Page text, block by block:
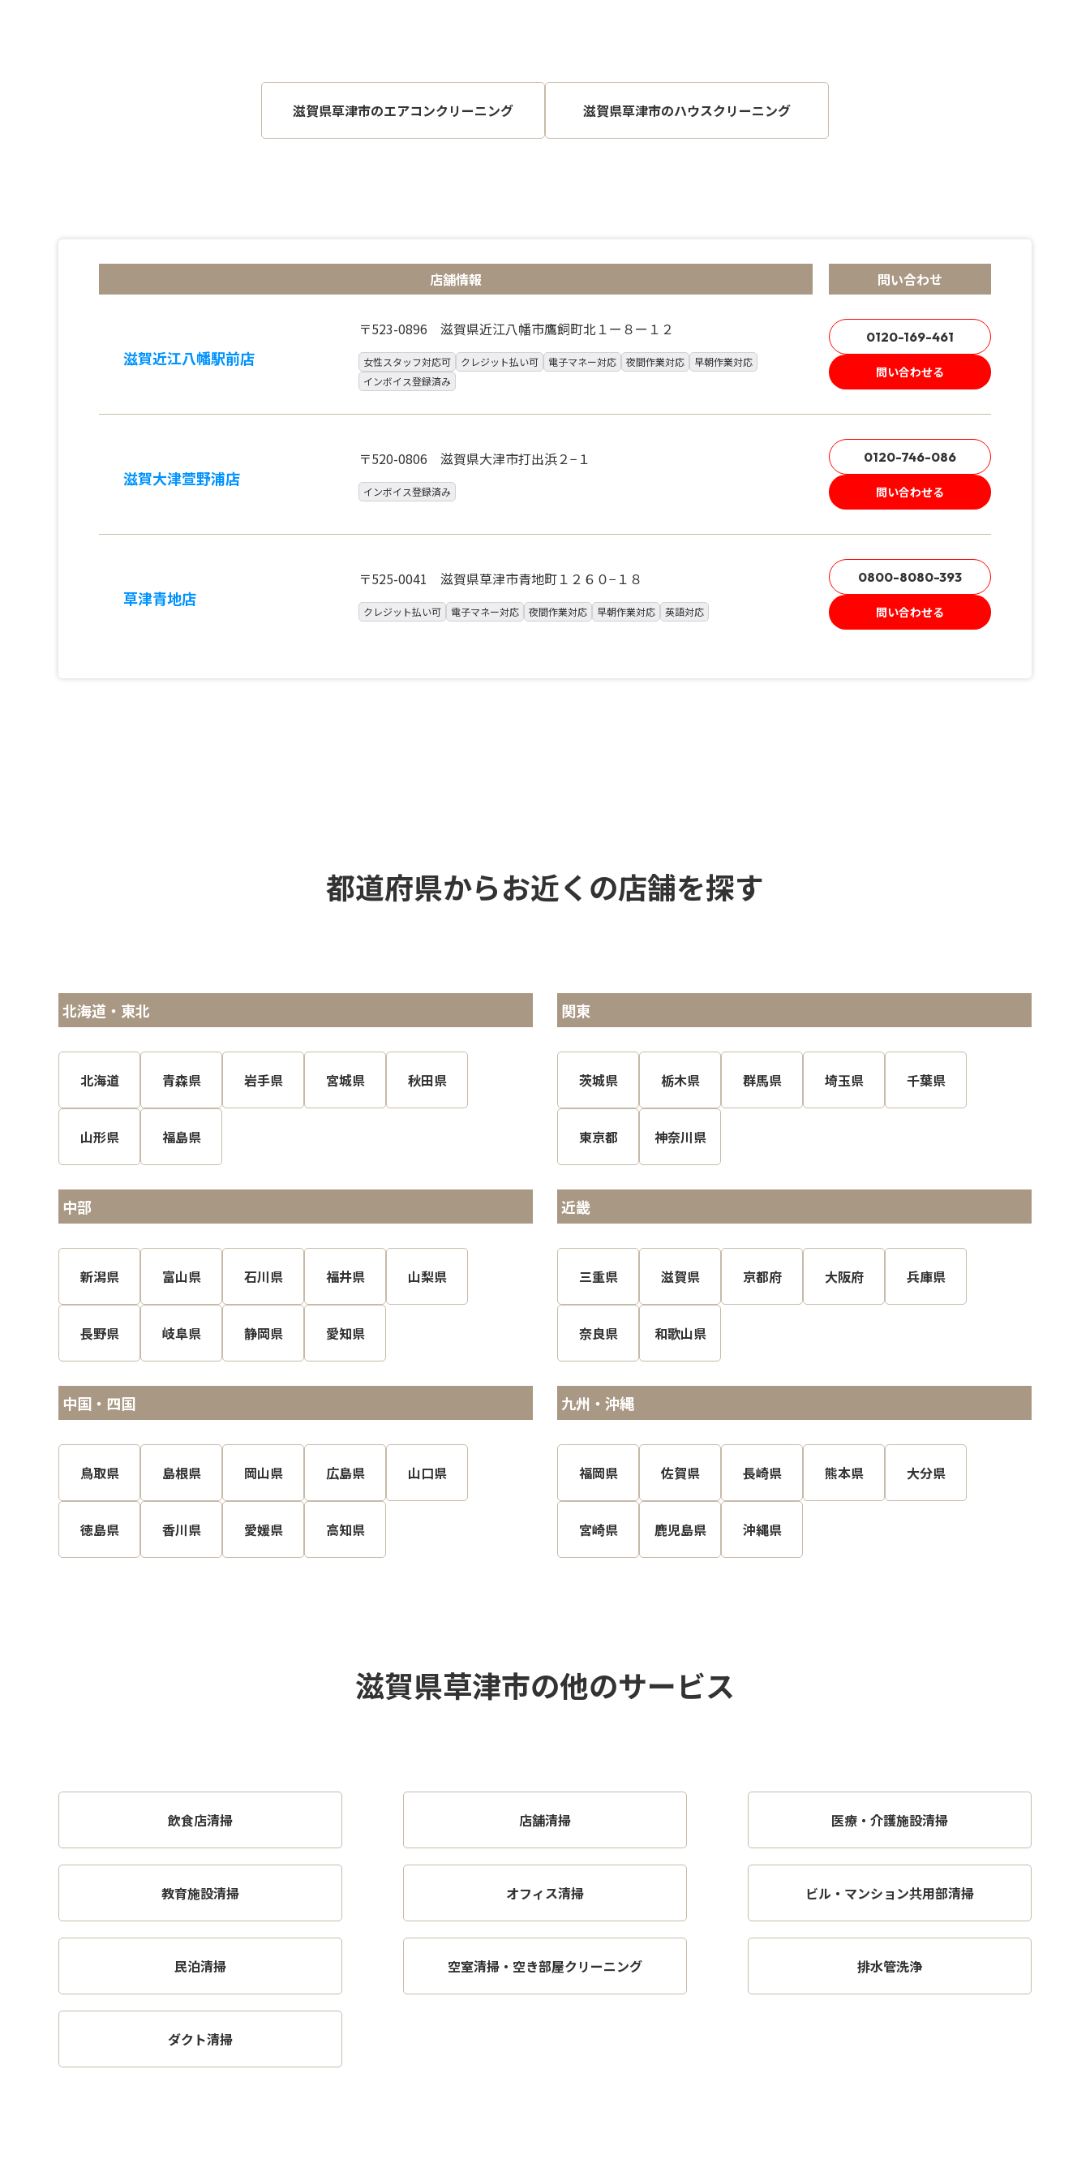
滋賀県草津市のエアコンクリーニング 滋賀県草津市のハウスクリーニング
店舗情報 問い合わせ
滋賀近江八幡駅前店
〒523-0896 滋賀県近江八幡市鷹飼町北１ー８ー１２
女性スタッフ対応可 クレジット払い可 電子マネー対応 夜間作業対応
早朝作業対応
インボイス登録済み
0120-169-461
問い合わせる
滋賀大津萱野浦店
〒520-0806 滋賀県大津市打出浜２−１
インボイス登録済み
0120-746-086
問い合わせる
草津青地店
〒525-0041 滋賀県草津市青地町１２６０−１８
クレジット払い可 電子マネー対応 夜間作業対応 早朝作業対応 英語対応
0800-8080-393
問い合わせる
都道府県からお近くの店舗を探す
北海道・東北
北海道 青森県 岩手県 宮城県 秋田県
山形県 福島県
関東
茨城県 栃木県 群馬県 埼玉県 千葉県
東京都 神奈川県
中部
新潟県 富山県 石川県 福井県 山梨県
長野県 岐阜県 静岡県 愛知県
近畿
三重県 滋賀県 京都府 大阪府 兵庫県
奈良県 和歌山県
中国・四国
鳥取県 島根県 岡山県 広島県 山口県
徳島県 香川県 愛媛県 高知県
九州・沖縄
福岡県 佐賀県 長崎県 熊本県 大分県
宮崎県 鹿児島県 沖縄県
滋賀県草津市の他のサービス
飲食店清掃 店舗清掃 医療・介護施設清掃
教育施設清掃 オフィス清掃 ビル・マンション共用部清掃
民泊清掃 空室清掃・空き部屋クリーニング 排水管洗浄
ダクト清掃